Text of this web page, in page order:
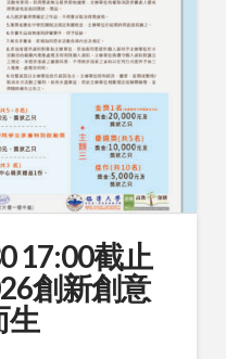
17:00截止
創新創意
生